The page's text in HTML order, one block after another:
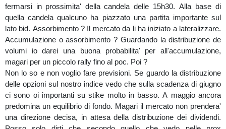
fermarsi in prossimita' della candela delle 15h30. Alla base di
quella candela qualcuno ha piazzato una partita importante sul
lato bid. Assorbimento ? Il mercato da li ha iniziato a lateralizzare.
Accumulazione o assorbimento ? Guardando la distribuzione de
volumi io darei una buona probabilita' per all'accumulazione,
magari per un piccolo rally fino al poc. Poi ?
Non lo so e non voglio fare previsioni. Se guardo la distribuzione
delle opzioni sul nostro indice vedo che sulla scadenza di giugno
ci sono oi importanti su stike molto in basso. A maggio ancora
predomina un equilibrio di fondo. Magari il mercato non prendera'
una direzione decisa, in attesa della distribuzione dei dividendi.